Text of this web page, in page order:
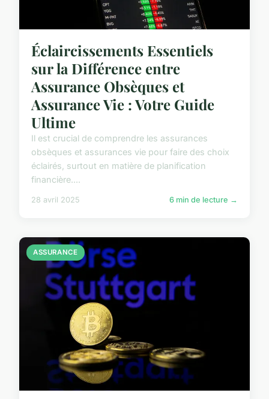
Éclaircissements Essentiels
sur la Différence entre
Assurance Obsèques et
Assurance Vie : Votre Guide
Ultime
Il est crucial de comprendre les assurances
obsèques et assurances vie pour faire des choix
éclairés, surtout en matière de planification
financière....
28 avril 2025 6 min de lecture →
ASSURANCE